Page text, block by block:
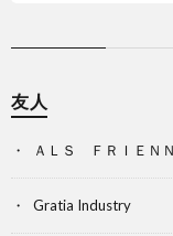
友人
ＡＬＳ ＦＲＩＥＮ
Gratia Industry